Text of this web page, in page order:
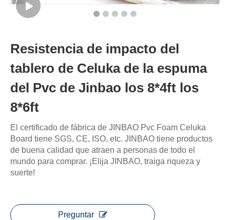
Resistencia de impacto del
tablero de Celuka de la espuma
del Pvc de Jinbao los 8*4ft los
8*6ft
El certificado de fábrica de JINBAO Pvc Foam Celuka
Board tiene SGS, CE, ISO, etc. JINBAO tiene productos
de buena calidad que atraen a personas de todo el
mundo para comprar. ¡Elija JINBAO, traiga riqueza y
suerte!
Preguntar